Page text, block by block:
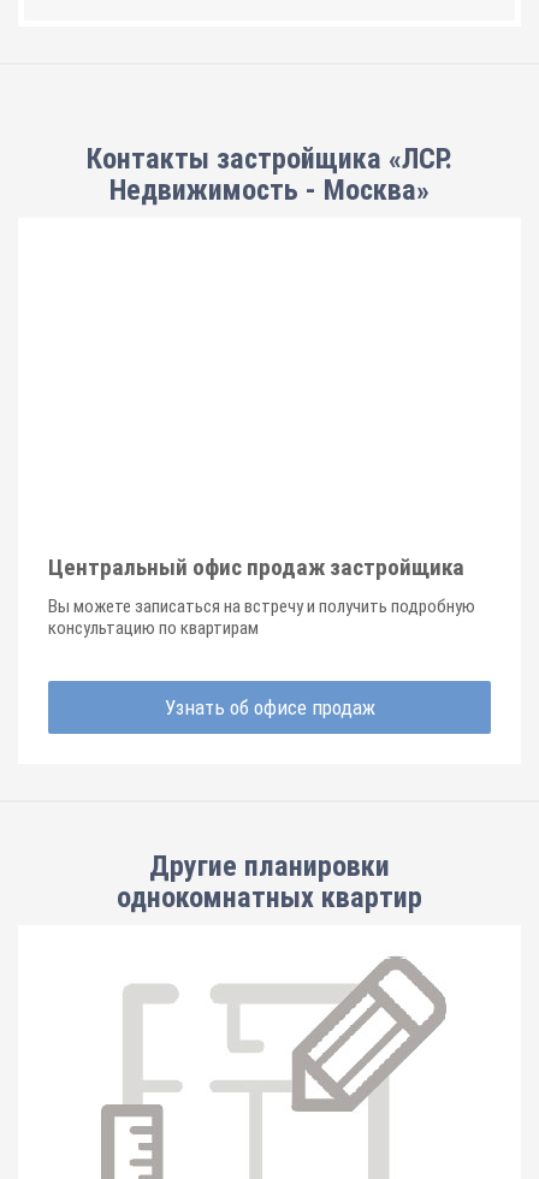
Контакты застройщика «ЛСР.
Недвижимость - Москва»
Центральный офис продаж застройщика
Вы можете записаться на встречу и получить подробную
консультацию по квартирам
Узнать об офисе продаж
Другие планировки
однокомнатных квартир